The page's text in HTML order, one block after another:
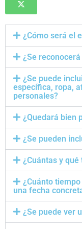
¿Cómo será el
¿Se
¿Se puede
específica, ropa,
personales?
¿Quedará bien
¿Se pueden
¿Cuántas y
¿Cuánto
una fecha
¿Se puede ver